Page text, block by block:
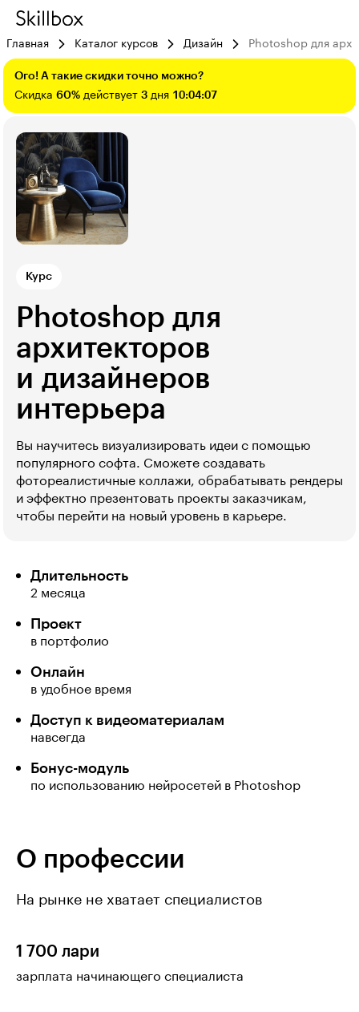
Главная Каталог курсов Дизайн Photoshop для
Ого! А такие скидки точно можно?
Скидка 60% действует 3 дня 10:04:06
Курс
Photoshop для
архитекторов
и дизайнеров
интерьера
Вы научитесь визуализировать идеи с помощью
популярного софта. Сможете создавать
фотореалистичные коллажи, обрабатывать рендеры
и эффектно презентовать проекты заказчикам,
чтобы перейти на новый уровень в карьере.
Длительность
2 месяца
Проект
в портфолио
Онлайн
в удобное время
Доступ к видеоматериалам
навсегда
Бонус-модуль
по использованию нейросетей в Photoshop
О профессии
На рынке не хватает специалистов
1 700 лари
зарплата начинающего специалиста